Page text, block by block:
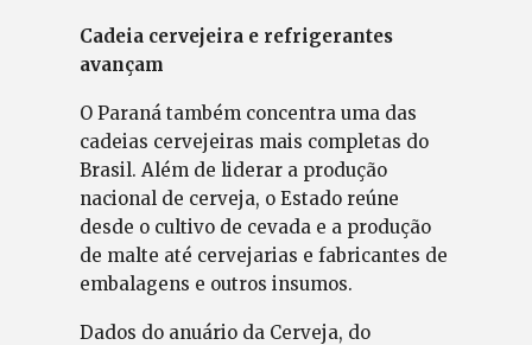
Cadeia cervejeira e refrigerantes
avançam
O Paraná também concentra uma das
cadeias cervejeiras mais completas do
Brasil. Além de liderar a produção
nacional de cerveja, o Estado reúne
desde o cultivo de cevada e a produção
de malte até cervejarias e fabricantes de
embalagens e outros insumos.
Dados do anuário da Cerveja, do